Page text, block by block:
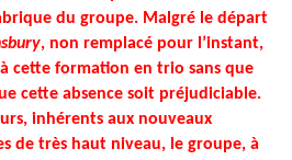
du groupe. Malgré le départ
, non remplacé pour l’instant,
cette formation en trio sans que
cette absence soit préjudiciable.
inhérents aux nouveaux
de très haut niveau, le groupe, à